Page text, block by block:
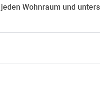
Wohnraum und